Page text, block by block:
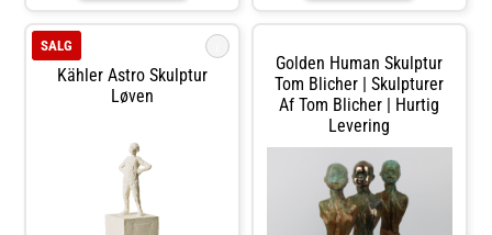
Kähler Astro Skulptur
Løven
SALG
Golden Human Skulptur
Tom Blicher | Skulpturer
Af Tom Blicher | Hurtig
Levering